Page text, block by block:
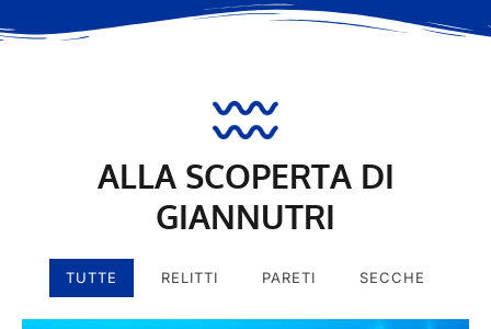
ALLA SCOPERTA DI
GIANNUTRI
TUTTE RELITTI PARETI SECCHE